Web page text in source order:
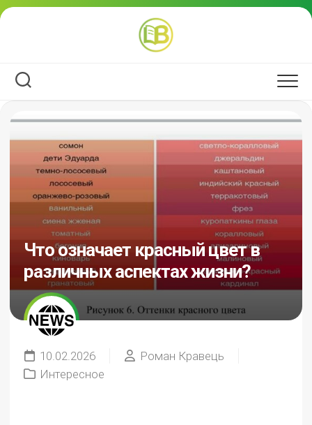
Перейти
Что означает красный цвет в
различных аспектах жизни?
10.02.2026
Роман Кравець
Интересное